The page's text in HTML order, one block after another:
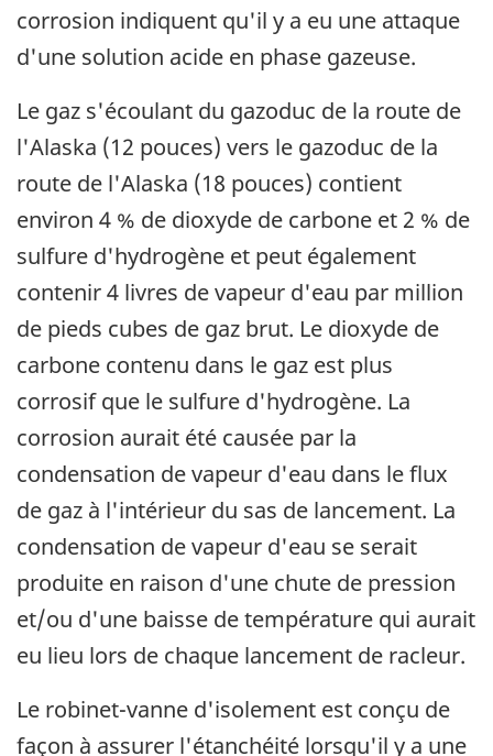
corrosion indiquent qu'il y a eu une attaque
d'une solution acide en phase gazeuse.
Le gaz s'écoulant du gazoduc de la route de
l'Alaska (12 pouces) vers le gazoduc de la
route de l'Alaska (18 pouces) contient
environ 4 % de dioxyde de carbone et 2 % de
sulfure d'hydrogène et peut également
contenir 4 livres de vapeur d'eau par million
de pieds cubes de gaz brut. Le dioxyde de
carbone contenu dans le gaz est plus
corrosif que le sulfure d'hydrogène. La
corrosion aurait été causée par la
condensation de vapeur d'eau dans le flux
de gaz à l'intérieur du sas de lancement. La
condensation de vapeur d'eau se serait
produite en raison d'une chute de pression
et/ou d'une baisse de température qui aurait
eu lieu lors de chaque lancement de racleur.
Le robinet-vanne d'isolement est conçu de
façon à assurer l'étanchéité lorsqu'il y a une